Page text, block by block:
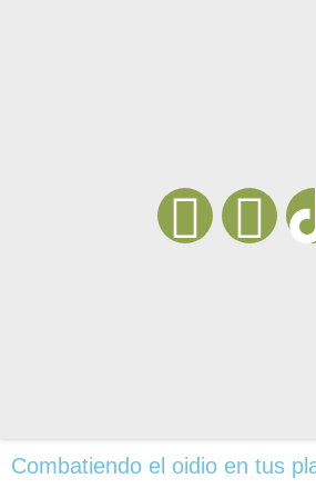
F
a
b
I
n
a
Combatiendo el oidio en tus